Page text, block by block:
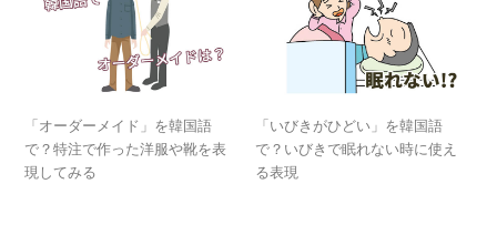
「オーダーメイド」を韓国語
で？特注で作った洋服や靴を表
現してみる
「いびきがひどい」を韓国語
で？いびきで眠れない時に使え
る表現